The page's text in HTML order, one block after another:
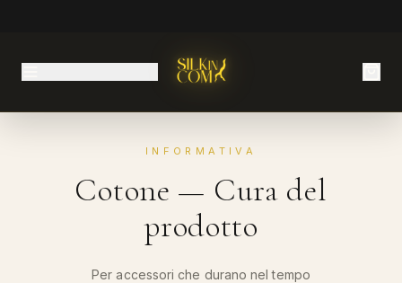
INFORMATIVA
Cotone — Cura del
prodotto
Per accessori che durano nel tempo